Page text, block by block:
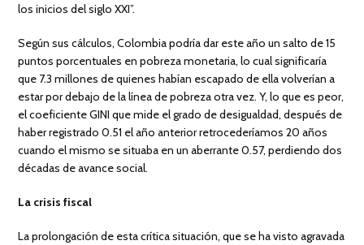
los inicios del siglo XXI”.
Según sus cálculos, Colombia podría dar este año un salto de 15
puntos porcentuales en pobreza monetaria, lo cual significaría
que 7.3 millones de quienes habían escapado de ella volverían a
estar por debajo de la línea de pobreza otra vez. Y, lo que es peor,
el coeficiente GINI que mide el grado de desigualdad, después de
haber registrado 0.51 el año anterior retrocederíamos 20 años
cuando el mismo se situaba en un aberrante 0.57, perdiendo dos
décadas de avance social.
La crisis fiscal
La prolongación de esta crítica situación, que se ha visto agravada